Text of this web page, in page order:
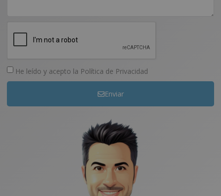
He leído y acepto la Política de Privacidad
Enviar